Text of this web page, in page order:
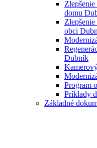
domu
obci
Dubník
Program
Príklady
Základné